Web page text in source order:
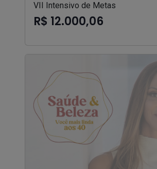
VII Intensivo de Metas
R$ 12.000,06